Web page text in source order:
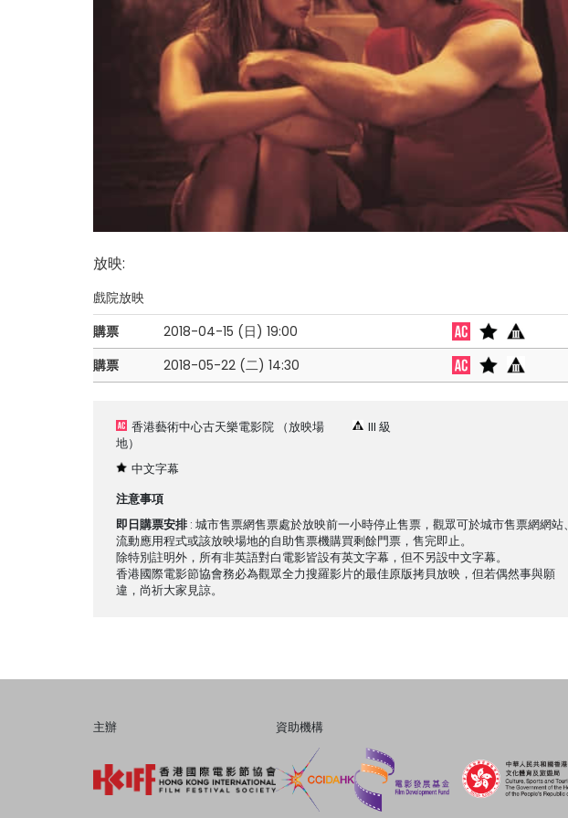
放映:
戲院放映
購票
2018-04-15 (日) 19:00
購票
2018-05-22 (二) 14:30
香港藝術中心古天樂電影院 （放映場
地）
中文字幕
III 級
注意事項
即日購票安排 : 城市售票網售票處於放映前一小時停止售票，觀眾可於城市售票網網站、
流動應用程式或該放映場地的自助售票機購買剩餘門票，售完即止。
除特別註明外，所有非英語對白電影皆設有英文字幕，但不另設中文字幕。
香港國際電影節協會務必為觀眾全力搜羅影片的最佳原版拷貝放映，但若偶然事與願
違，尚祈大家見諒。
主辦 資助機構